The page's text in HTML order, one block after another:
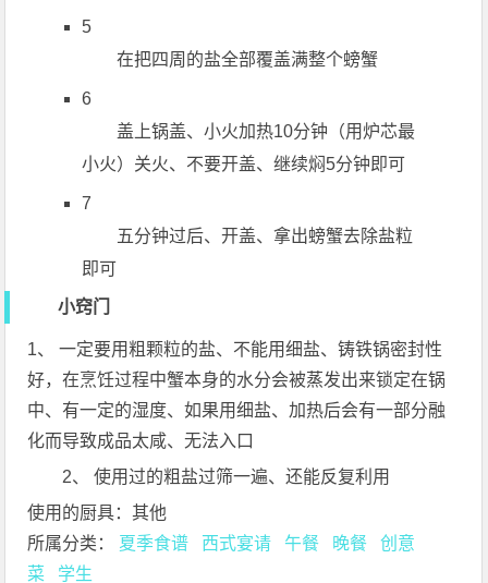
5
在把四周的盐全部覆盖满整个螃蟹
6
盖上锅盖、小火加热10分钟（用炉芯最
小火）关火、不要开盖、继续焖5分钟即可
7
五分钟过后、开盖、拿出螃蟹去除盐粒
即可
小窍门
1、 一定要用粗颗粒的盐、不能用细盐、铸铁锅密封性
好，在烹饪过程中蟹本身的水分会被蒸发出来锁定在锅
中、有一定的湿度、如果用细盐、加热后会有一部分融
化而导致成品太咸、无法入口
2、 使用过的粗盐过筛一遍、还能反复利用
使用的厨具：其他
所属分类： 夏季食谱 西式宴请 午餐 晚餐
创意
菜
学生